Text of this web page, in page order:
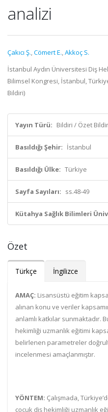
analizi
Çakıcı Ş.,Cömert E.,Akkoç S.
İstanbul Aydın Üniversitesi Diş
Bilimsel Kongresi, İstanbul,
Bildiri)
Yayın Türü: Bildiri / Özet
Basıldığı Şehir: İstanbul
Basıldığı Ülke: Türkiye
Sayfa Sayıları: ss.48-49
Kütahya Sağlık Bilimleri
Özet
Türkçe İngilizce
AMAÇ: Lisansüstü eğitim
alınan konu ve veriler
anlamlı katkılar sunmaktadır.
hekimliği uzmanlık eğitimi
belirlenen parametreler
incelenmesi amaçlanmıştır.
YÖNTEM: Çalışmada,
çocuk diş hekimliği uzmanlık